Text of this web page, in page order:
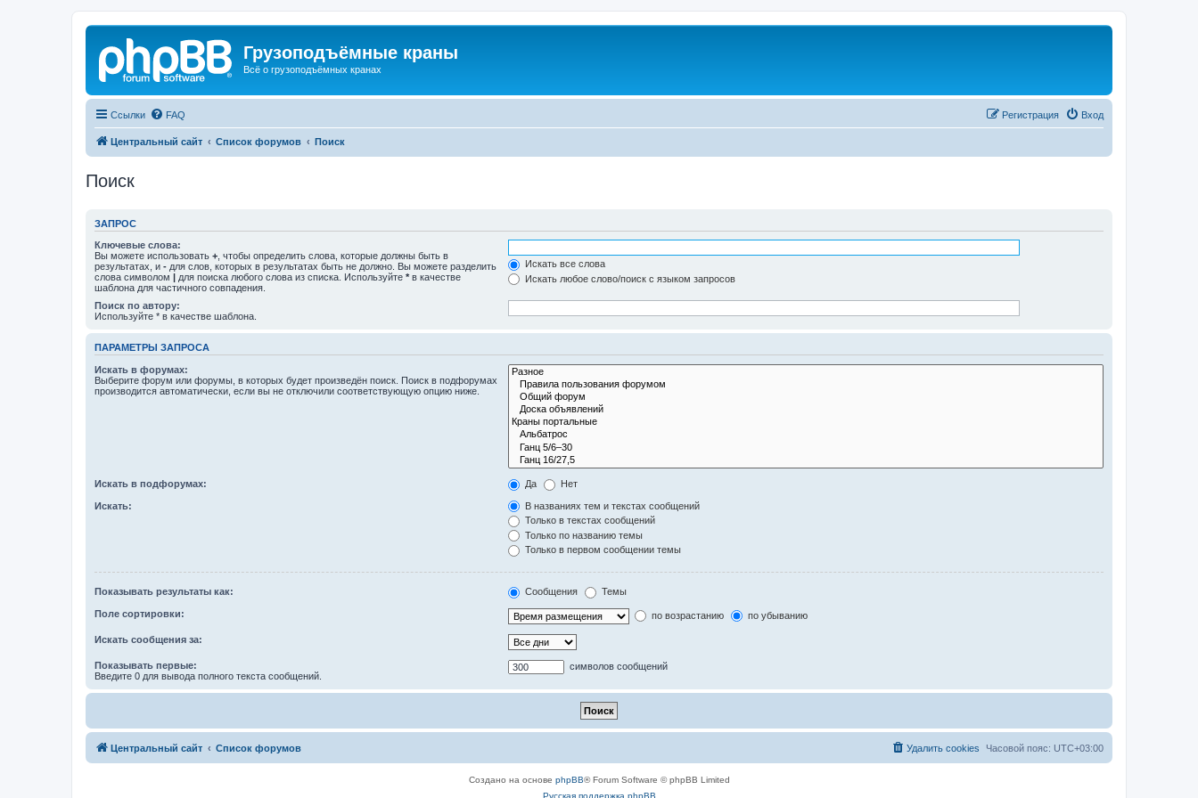
Грузоподъёмные краны
Всё о грузоподъёмных кранах
Ссылки FAQ Вход
Регистрация
Центральный сайт Список форумов Поиск
Поиск
ЗАПРОС
Ключевые слова:
Вы можете использовать + , чтобы определить слова, которые должны быть в
результатах, и - для слов, которых в результатах быть не должно. Вы можете разделить
слова символом | для поиска любого слова из списка. Используйте * в качестве
шаблона для частичного совпадения.
Искать все слова
Искать любое слово/поиск с языком запросов
Поиск по автору:
Используйте * в качестве шаблона.
ПАРАМЕТРЫ ЗАПРОСА
Искать в форумах:
Выберите форум или форумы, в которых будет произведён поиск. Поиск в подфорумах
производится автоматически, если вы не отключили соответствующую опцию ниже.
Искать в подфорумах: Да Нет
Искать:
В названиях тем и текстах сообщений
Только в текстах сообщений
Только по названию темы
Только в первом сообщении темы
Показывать результаты как: Сообщения Темы
Поле сортировки: по возрастанию по убыванию
Искать сообщения за:
Показывать первые:
Введите 0 для вывода полного текста сообщений.
символов сообщений
Центральный сайт Список форумов Часовой пояс: UTC+03:00
Удалить cookies
Создано на основе phpBB® Forum Software © phpBB Limited
Русская поддержка phpBB